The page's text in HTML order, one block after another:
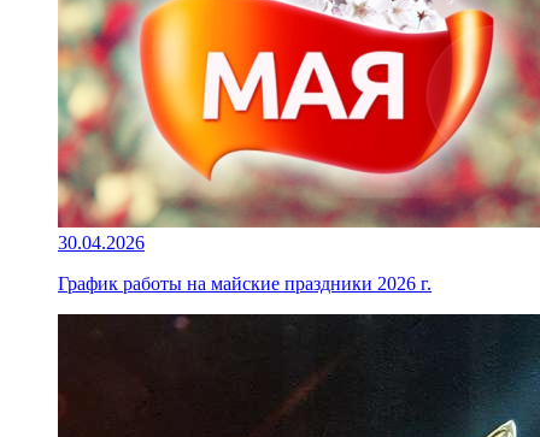
30.04.2026
График работы на майские праздники 2026 г.